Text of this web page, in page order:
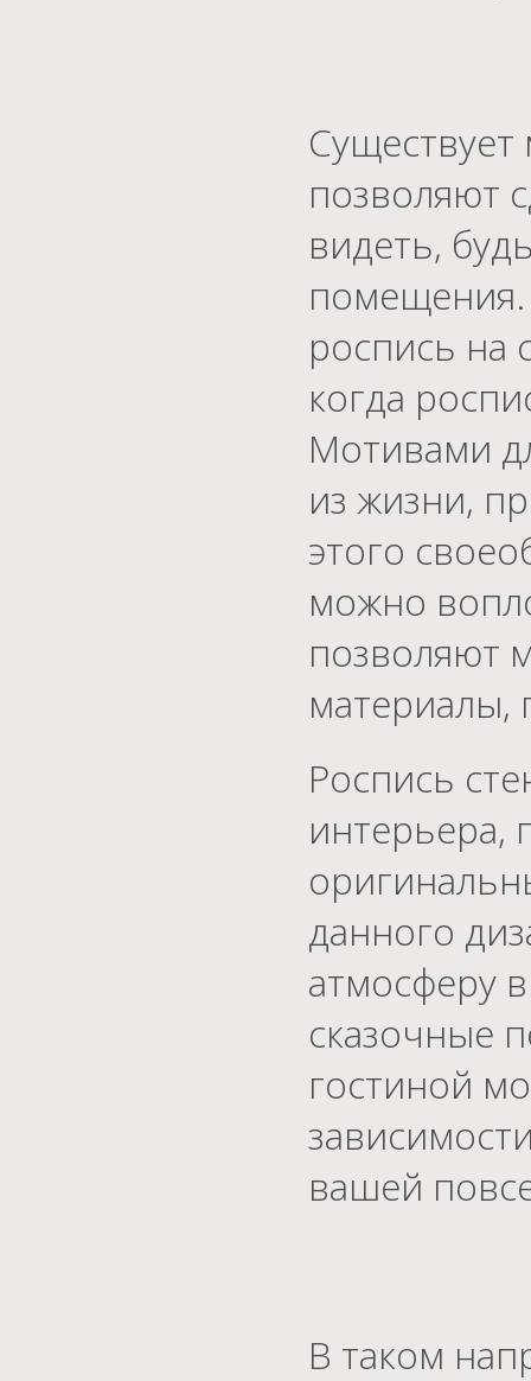
позволяют
видеть,
помещения.
роспись на
когда
Мотивами
из жизни,
этого
можно
позволяют
материалы,
Роспись
интерьера,
данного
атмосферу
сказочные
гостиной
вашей
В таком